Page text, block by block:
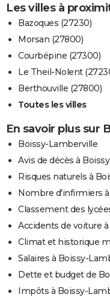
Les villes à
Bazoques (27230)
Morsan (27800)
Courbépine (27300)
Le Theil-Nolent
Berthouville (27800)
Toutes les villes
En savoir plus sur
Boissy-Lamberville
Avis de décès à
Risques naturels à
Nombre d'infirmiers
Classement des
Accidents de voiture
Climat et historique
Salaires à Boissy-
Dette et budget de
Impôts à Boissy-